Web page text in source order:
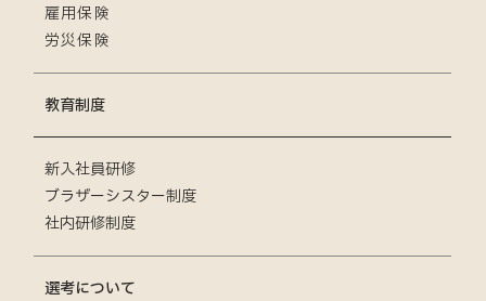
雇用保険
労災保険
教育制度
新入社員研修
ブラザーシスター制度
社内研修制度
選考について